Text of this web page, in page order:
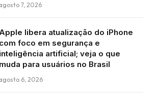
agosto 7, 2026
Apple libera atualização do iPhone
com foco em segurança e
inteligência artificial; veja o que
muda para usuários no Brasil
agosto 6, 2026